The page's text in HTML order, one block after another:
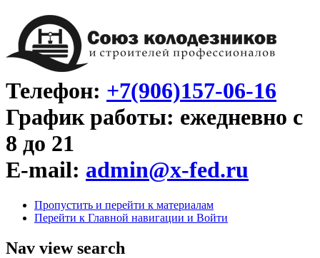
Телефон: +7(906)157-06-16
График работы: ежедневно с
8 до 21
E-mail: admin@x-fed.ru
Пропустить и перейти к материалам
Перейти к Главной навигации и Войти
Nav view search